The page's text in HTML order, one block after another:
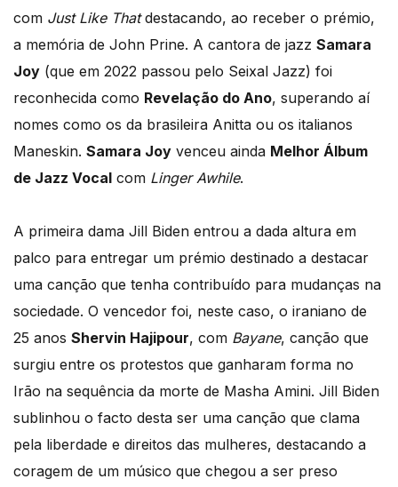
com Just Like Thatdestacando, ao receber o prémio,
a memória de John Prine. A cantora de jazz Samara
Joy (que em 2022 passou pelo Seixal Jazz) foi
reconhecida como Revelação do Ano, superando aí
nomes como os da brasileira Anitta ou os italianos
Maneskin. Samara Joy venceu ainda Melhor Álbum
de Jazz Vocal com Linger Awhile.
A primeira dama Jill Biden entrou a dada altura em
palco para entregar um prémio destinado a destacar
uma canção que tenha contribuído para mudanças na
sociedade. O vencedor foi, neste caso, o iraniano de
25 anos Shervin Hajipour, com Bayane, canção que
surgiu entre os protestos que ganharam forma no
Irão na sequência da morte de Masha Amini. Jill Biden
sublinhou o facto desta ser uma canção que clama
pela liberdade e direitos das mulheres, destacando a
coragem de um músico que chegou a ser preso